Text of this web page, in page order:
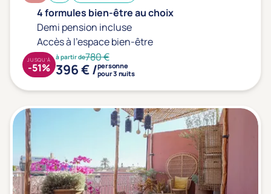
4 formules bien-être au choix
Demi pension incluse
Accès à l'espace bien-être
à partir de780 €
396 € /personne
pour 3 nuits
JUSQU'À
-51%